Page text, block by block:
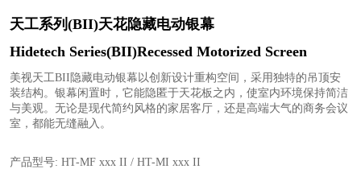
天工系列(BII)天花隐藏电动银幕
Hidetech Series(BII)Recessed Motorized Screen
美视天工BII隐藏电动银幕以创新设计重构空间，采用独特的吊顶安
装结构。银幕闲置时，它能隐匿于天花板之内，使室内环境保持简洁
与美观。无论是现代简约风格的家居客厅，还是高端大气的商务会议
室，都能无缝融入。
产品型号: HT-MF xxx II / HT-MI xxx II